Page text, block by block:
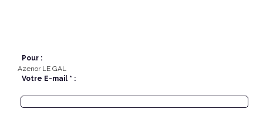
Pour :
Azenor LE GAL
Votre E-mail * :